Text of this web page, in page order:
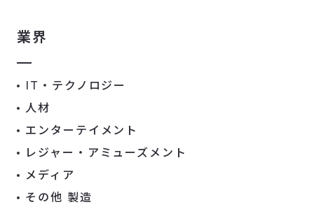
業界
IT・テクノロジー
人材
エンターテイメント
レジャー・アミューズメント
メディア
その他 製造